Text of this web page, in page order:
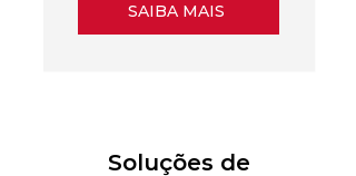
SAIBA MAIS
Soluções de